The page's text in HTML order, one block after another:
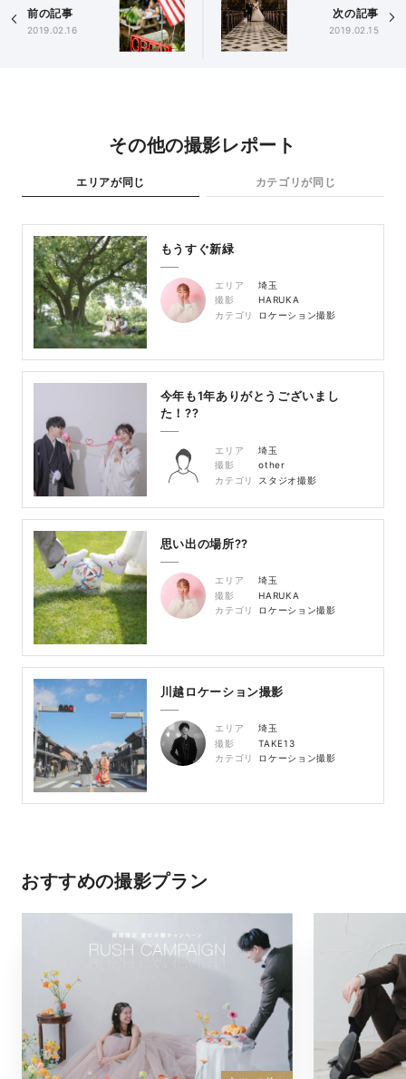
前の記事
2019.02.16
次の記事
2019.02.15
その他の撮影レポート
エリアが同じ カテゴリが同じ
もうすぐ新緑
エリア
埼玉
撮影
HARUKA
カテゴリ
ロケーション撮影
今年も1年ありがとうございまし
た！??
エリア
埼玉
撮影
other
カテゴリ
スタジオ撮影
思い出の場所??
エリア
埼玉
撮影
HARUKA
カテゴリ
ロケーション撮影
川越ロケーション撮影
エリア
埼玉
撮影
TAKE13
カテゴリ
ロケーション撮影
おすすめの撮影プラン